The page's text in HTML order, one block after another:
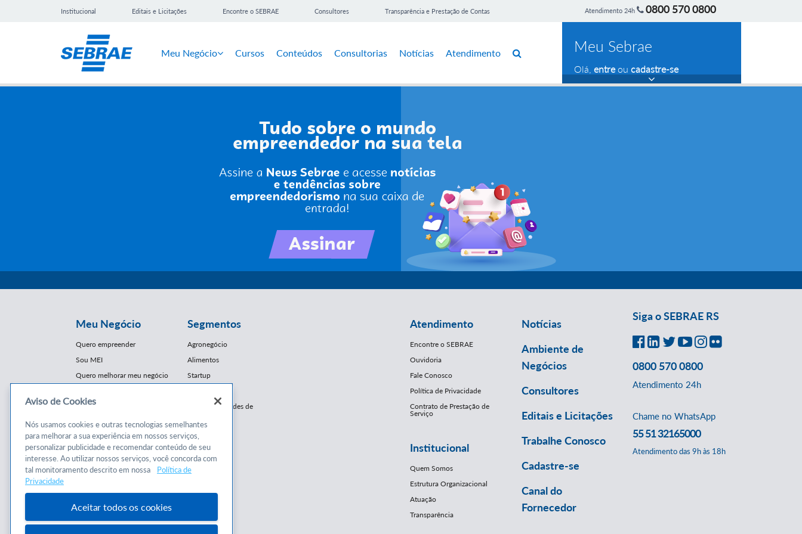
Institucional Editais e Licitações Encontre o SEBRAE Consultores Transparência e Prestação de Contas Atendimento 24h 0800 570 0800
Meu Negócio Cursos Conteúdos Consultorias Notícias Atendimento Meu Sebrae
Olá, entreou cadastre-se
Meu Negócio
Quero empreender
Sou MEI
Quero melhorar meu negócio
Cursos e
Conteúdos
Cursos
Consultorias
Programas
Segmentos
Agronegócio
Alimentos
Startup
Franquias / Redes de
Moda
Moveleiro
Saúde
Turismo
Mercopar
Atendimento
Encontre o SEBRAE
Ouvidoria
Fale Conosco
Política de Privacidade
Contrato de Prestação de
Serviço
Institucional
Quem Somos
Estrutura Organizacional
Atuação
Transparência
Notícias
Ambiente de
Negócios
Consultores
Editais e Licitações
Trabalhe Conosco
Cadastre-se
Canal do
Fornecedor
Siga o SEBRAE RS
0800 570 0800
Atendimento 24h
Chame no WhatsApp
55 51 32165000
Atendimento das 9h às 18h
Aviso de Cookies
Nós usamos cookies e outras tecnologias semelhantes
para melhorar a sua experiência em nossos serviços,
personalizar publicidade e recomendar conteúdo de seu
interesse. Ao utilizar nossos serviços, você concorda com
tal monitoramento descrito em nossa
Política de
Privacidade
Aceitar todos os cookies